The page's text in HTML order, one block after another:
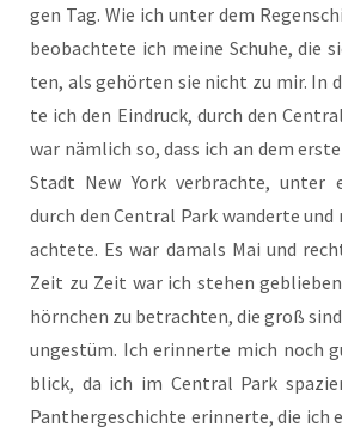
gen Tag. Wie ich unter dem
beob­ach­te­te ich mei­ne Schu­he, die
ten, als gehör­ten sie nicht zu mir. In
te ich den Ein­druck, durch den
war näm­lich so, dass ich an dem
Stadt New York ver­brach­te, unter
durch den Cen­tral Park wan­der­te
ach­te­te. Es war damals Mai und
Zeit zu Zeit war ich ste­hen
hörn­chen zu betrach­ten, die groß
unge­stüm. Ich erin­ner­te mich noch
blick, da ich im Cen­tral Park
Pan­ther­ge­schich­te erin­ner­te, die